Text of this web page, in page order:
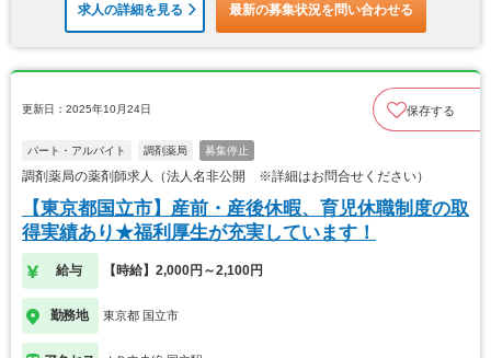
求人の詳細を見る 最新の募集状況を問い合わせる
更新日：2025年10月24日 保存する
パート・アルバイト 調剤薬局 募集停止
調剤薬局の薬剤師求人（法人名非公開 ※詳細はお問合せください）
【東京都国立市】産前・産後休暇、育児休職制度の取
得実績あり★福利厚生が充実しています！
給与 【時給】2,000円～2,100円
勤務地 東京都 国立市